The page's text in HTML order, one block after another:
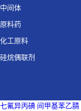
中间体
原料药
化工原料
硅烷偶联剂
七氟异丙碘 间甲基苯乙腈